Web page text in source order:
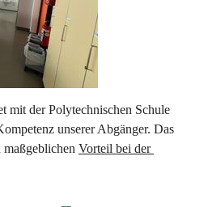
mit der Polytechnischen Schule
unserer Abgänger. Das
Vorteil bei der